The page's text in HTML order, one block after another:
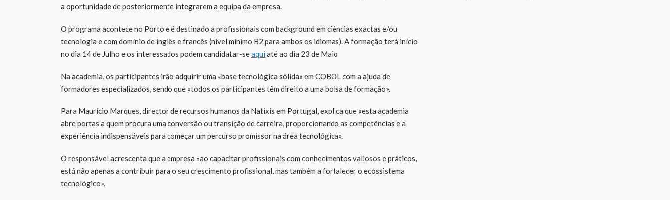
a oportunidade de posteriormente integrarem a equipa da empresa.
O programa acontece no Porto e é destinado a profissionais com background em ciências exactas e/ou
tecnologia e com domínio de inglês e francês (nível mínimo B2 para ambos os idiomas). A formação terá início
no dia 14 de Julho e os interessados podem candidatar-seaqui até ao dia 23 de Maio
Na academia, os participantes irão adquirir uma «base tecnológica sólida» em COBOL com a ajuda de
formadores especializados, sendo que «todos os participantes têm direito a uma bolsa de formação».
Para Maurício Marques, director de recursos humanos da Natixis em Portugal, explica que «esta academia
abre portas a quem procura uma conversão ou transição de carreira, proporcionando as competências e a
experiência indispensáveis para começar um percurso promissor na área tecnológica».
O responsável acrescenta que a empresa «ao capacitar profissionais com conhecimentos valiosos e práticos,
está não apenas a contribuir para o seu crescimento profissional, mas também a fortalecer o ecossistema
tecnológico».